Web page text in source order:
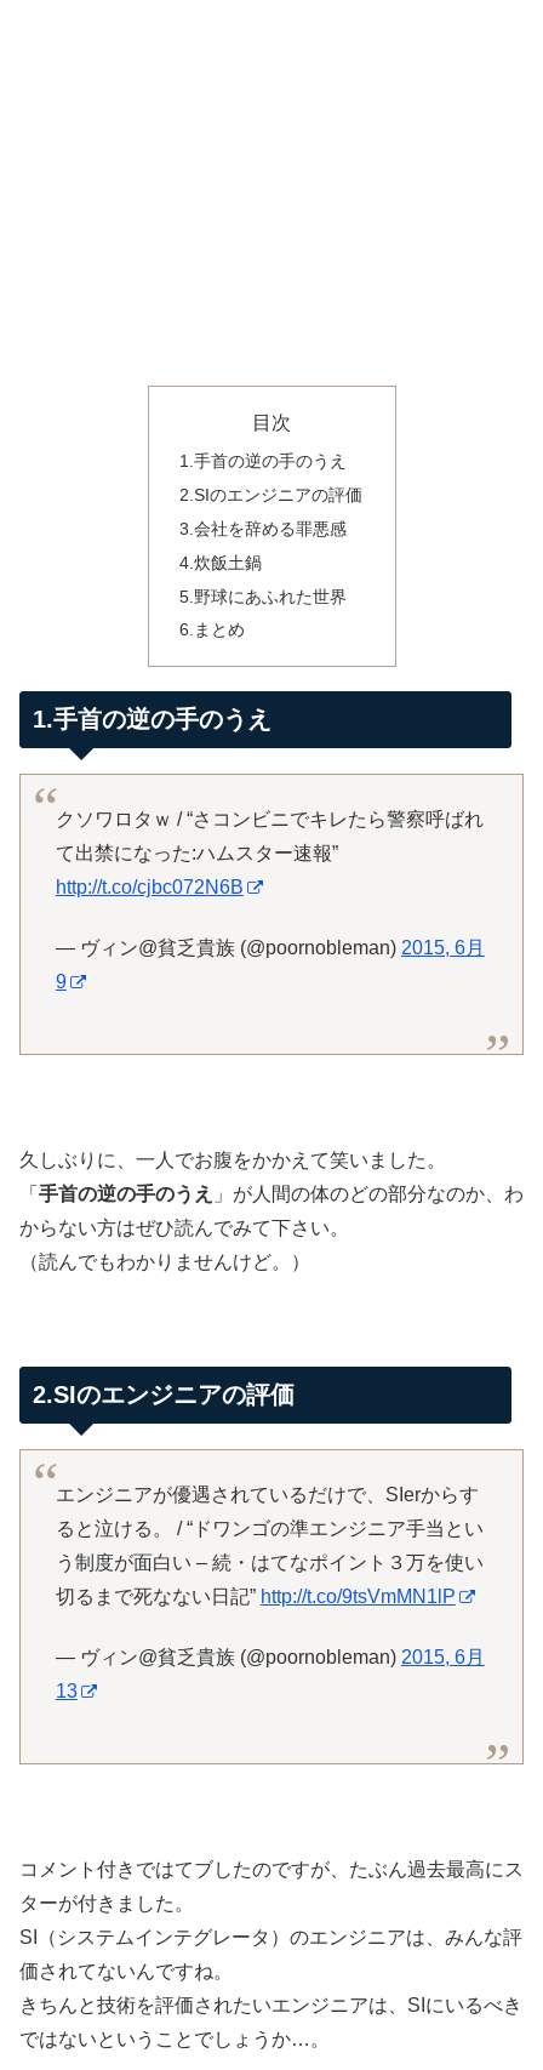
目次
1.手首の逆の手のうえ
2.SIのエンジニアの評価
3.会社を辞める罪悪感
4.炊飯土鍋
5.野球にあふれた世界
6.まとめ
1.手首の逆の手のうえ
クソワロタｗ / “さコンビニでキレたら警察呼ばれ
て出禁になった:ハムスター速報”
http://t.co/cjbc072N6B
— ヴィン@貧乏貴族 (@poornobleman) 2015, 6月
9
久しぶりに、一人でお腹をかかえて笑いました。
「 手首の逆の手のうえ 」が人間の体のどの部分なのか、わ
からない方はぜひ読んでみて下さい。
（読んでもわかりませんけど。）
2.SIのエンジニアの評価
エンジニアが優遇されているだけで、SIerからす
ると泣ける。 / “ドワンゴの準エンジニア手当とい
う制度が面白い – 続・はてなポイント３万を使い
切るまで死なない日記” http://t.co/9tsVmMN1lP
— ヴィン@貧乏貴族 (@poornobleman) 2015, 6月
13
コメント付きではてブしたのですが、たぶん過去最高にス
ターが付きました。
SI（システムインテグレータ）のエンジニアは、みんな評
価されてないんですね。
きちんと技術を評価されたいエンジニアは、SIにいるべき
ではないということでしょうか…。